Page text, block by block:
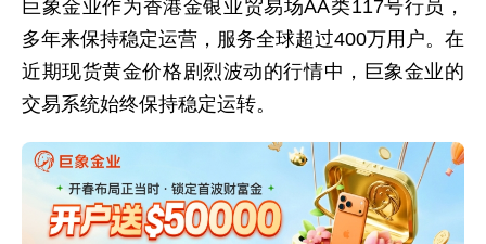
巨象金业作为香港金银业贸易场AA类117号行员，
多年来保持稳定运营，服务全球超过400万用户。在
近期现货黄金价格剧烈波动的行情中，巨象金业的
交易系统始终保持稳定运转。